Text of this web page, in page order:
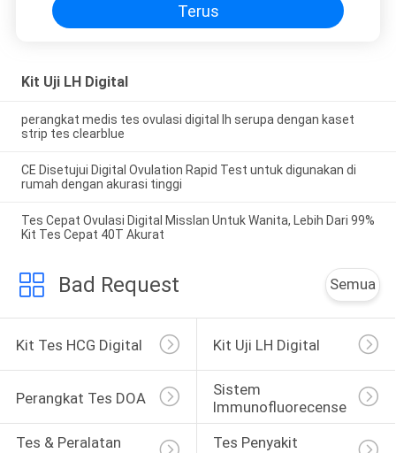
Terus
Kit Uji LH Digital
perangkat medis tes ovulasi digital lh serupa dengan kaset
strip tes clearblue
CE Disetujui Digital Ovulation Rapid Test untuk digunakan di
rumah dengan akurasi tinggi
Tes Cepat Ovulasi Digital Misslan Untuk Wanita, Lebih Dari 99%
Kit Tes Cepat 40T Akurat
Bad Request Semua
Kit Tes HCG Digital Kit Uji LH Digital
Perangkat Tes DOA
Sistem
Immunofluorecense
Tes & Peralatan
Tes Penyakit